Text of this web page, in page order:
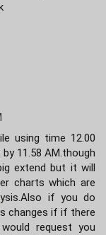
using time 12.00
11.58 AM.though
extend but it will
charts which are
if you do
changes if if there
request you